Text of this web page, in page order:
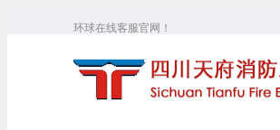
环球在线客服官网！